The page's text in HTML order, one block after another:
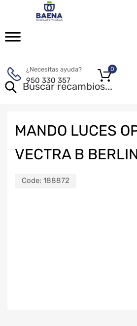
¿Necesitas ayuda?
950 330 357
0
MANDO LUCES
VECTRA B
Code: 188872